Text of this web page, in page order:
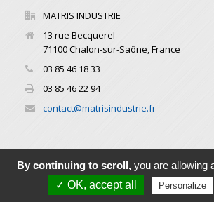
MATRIS INDUSTRIE
13 rue Becquerel
71100Chalon-sur-Saône,France
03 85 46 18 33
03 85 46 22 94
contact@matrisindustrie.fr
© 2016 Copyright All Rights Reserved
Réalisation parWADESIGN
By continuing to scroll, you are allowing
✓ OK, accept all
Personalize